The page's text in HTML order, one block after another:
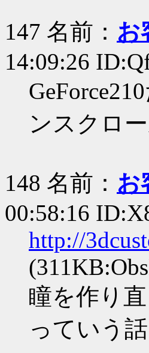
147 名前： お
14:09:26
ンスクロ
148 名前： お
00:58:16
http://
瞳を作り
っていう話